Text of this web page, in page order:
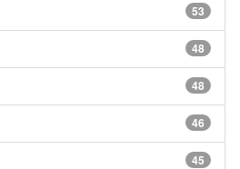
53
48
48
46
45